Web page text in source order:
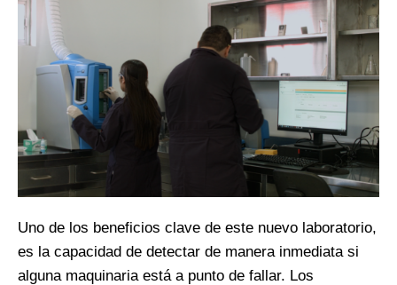
Uno de los beneficios clave de este nuevo laboratorio,
es la capacidad de detectar de manera inmediata si
alguna maquinaria está a punto de fallar. Los